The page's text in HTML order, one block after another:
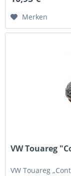
Merken
VW Touareg
VW Touareg